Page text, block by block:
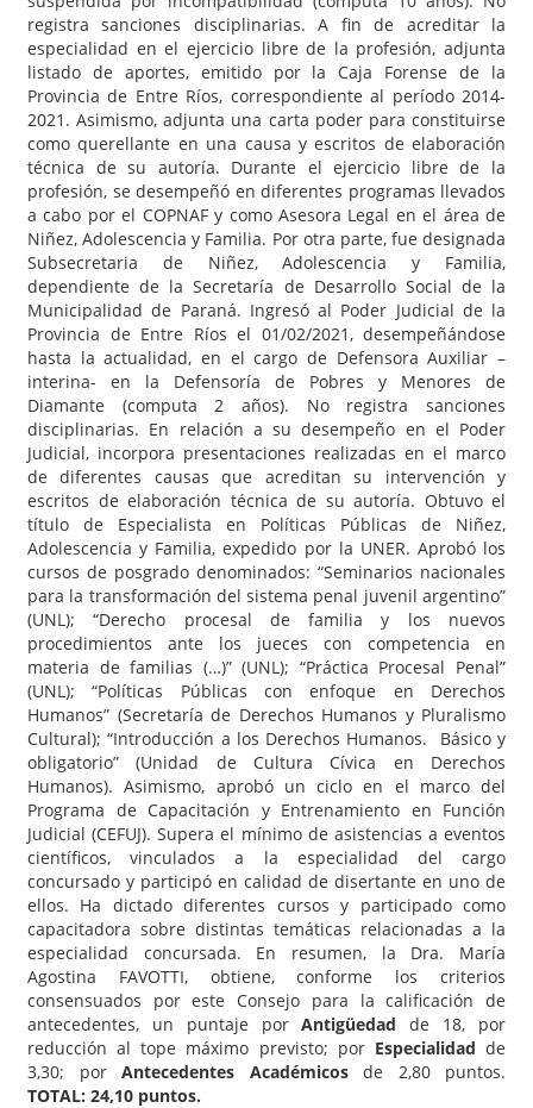
registra sanciones disciplinarias. A fin de acreditar la
especialidad en el ejercicio libre de la profesión, adjunta
listado de aportes, emitido por la Caja Forense de la
Provincia de Entre Ríos, correspondiente al período 2014-
2021. Asimismo, adjunta una carta poder para constituirse
como querellante en una causa y escritos de elaboración
técnica de su autoría. Durante el ejercicio libre de la
profesión, se desempeñó en diferentes programas llevados
a cabo por el COPNAF y como Asesora Legal en el área de
Niñez, Adolescencia y Familia. Por otra parte, fue designada
Subsecretaria de Niñez, Adolescencia y Familia,
dependiente de la Secretaría de Desarrollo Social de la
Municipalidad de Paraná. Ingresó al Poder Judicial de la
Provincia de Entre Ríos el 01/02/2021, desempeñándose
hasta la actualidad, en el cargo de Defensora Auxiliar –
interina- en la Defensoría de Pobres y Menores de
Diamante (computa 2 años). No registra sanciones
disciplinarias. En relación a su desempeño en el Poder
Judicial, incorpora presentaciones realizadas en el marco
de diferentes causas que acreditan su intervención y
escritos de elaboración técnica de su autoría. Obtuvo el
título de Especialista en Políticas Públicas de Niñez,
Adolescencia y Familia, expedido por la UNER. Aprobó los
cursos de posgrado denominados: “Seminarios nacionales
para la transformación del sistema penal juvenil argentino”
(UNL); “Derecho procesal de familia y los nuevos
procedimientos ante los jueces con competencia en
materia de familias (…)” (UNL); “Práctica Procesal Penal”
(UNL); “Políticas Públicas con enfoque en Derechos
Humanos” (Secretaría de Derechos Humanos y Pluralismo
Cultural); “Introducción a los Derechos Humanos. Básico y
obligatorio” (Unidad de Cultura Cívica en Derechos
Humanos). Asimismo, aprobó un ciclo en el marco del
Programa de Capacitación y Entrenamiento en Función
Judicial (CEFUJ). Supera el mínimo de asistencias a eventos
científicos, vinculados a la especialidad del cargo
concursado y participó en calidad de disertante en uno de
ellos. Ha dictado diferentes cursos y participado como
capacitadora sobre distintas temáticas relacionadas a la
especialidad concursada. En resumen, la Dra. María
Agostina FAVOTTI, obtiene, conforme los criterios
consensuados por este Consejo para la calificación de
antecedentes, un puntaje porAntigüedad de 18, por
reducción al tope máximo previsto; por Especialidad de
3,30; por Antecedentes Académicosde 2,80 puntos.
TOTAL: 24,10 puntos.